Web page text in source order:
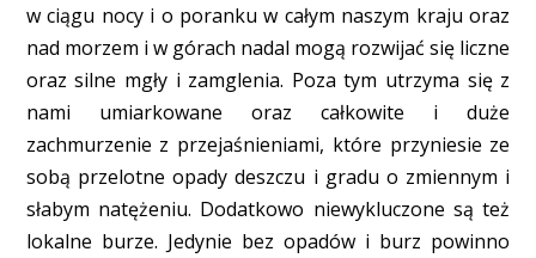
w ciągu nocy i o poranku w całym naszym kraju oraz
nad morzem i w górach nadal mogą rozwijać się liczne
oraz silne mgły i zamglenia. Poza tym utrzyma się z
nami umiarkowane oraz całkowite i duże
zachmurzenie z przejaśnieniami, które przyniesie ze
sobą przelotne opady deszczu i gradu o zmiennym i
słabym natężeniu. Dodatkowo niewykluczone są też
lokalne burze. Jedynie bez opadów i burz powinno